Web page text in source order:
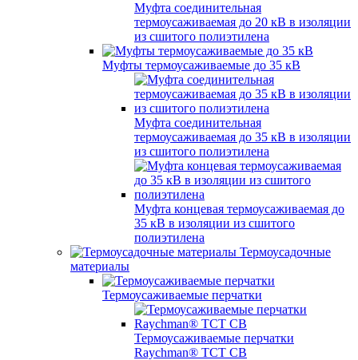
Муфта соединительная
термоусаживаемая до 20 кВ в изоляции
из сшитого полиэтилена
Муфты термоусаживаемые до 35 кВ
Муфта соединительная
термоусаживаемая до 35 кВ в изоляции
из сшитого полиэтилена
Муфта концевая термоусаживаемая до
35 кВ в изоляции из сшитого
полиэтилена
Термоусадочные
материалы
Термоусаживаемые перчатки
Термоусаживаемые перчатки
Raychman® TCT CB